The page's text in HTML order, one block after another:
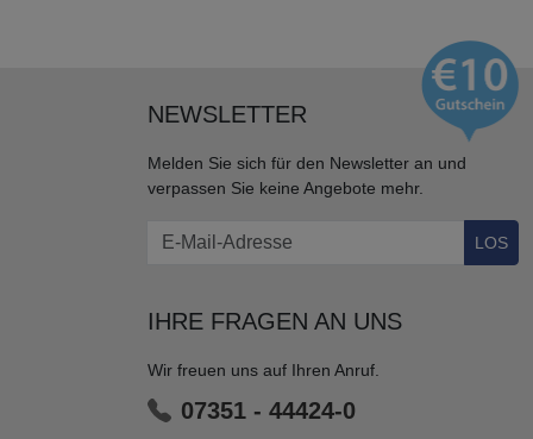
NEWSLETTER
Melden Sie sich für den Newsletter an und
verpassen Sie keine Angebote mehr.
LOS
IHRE FRAGEN AN UNS
Wir freuen uns auf Ihren Anruf.
07351 - 44424-0